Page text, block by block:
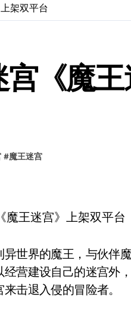
架双平台
《魔
#魔王迷宫
世界的魔王，与伙伴
营建设自己的迷宫外
击退入侵的冒险者。